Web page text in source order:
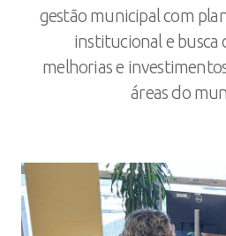
gestão municipal com
institucional e busca
melhorias e
áreas do